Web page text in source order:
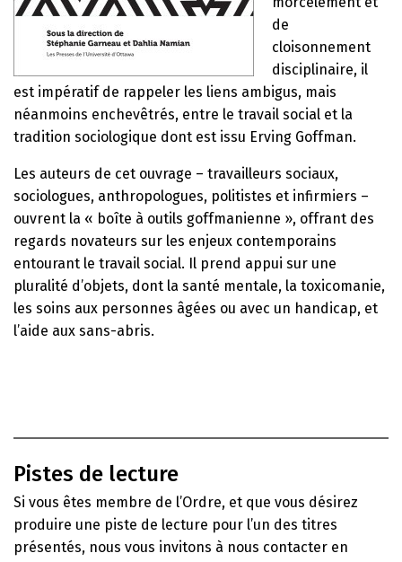
de
cloisonnement
disciplinaire, il
est impératif de rappeler les liens ambigus, mais
néanmoins enchevêtrés, entre le travail social et la
tradition sociologique dont est issu Erving Goffman.
Les auteurs de cet ouvrage – travailleurs sociaux,
sociologues, anthropologues, politistes et infirmiers –
ouvrent la « boîte à outils goffmanienne », offrant des
regards novateurs sur les enjeux contemporains
entourant le travail social. Il prend appui sur une
pluralité d’objets, dont la santé mentale, la toxicomanie,
les soins aux personnes âgées ou avec un handicap, et
l’aide aux sans-abris.
Pistes de lecture
Si vous êtes membre de l’Ordre, et que vous désirez
produire une piste de lecture pour l’un des titres
présentés, nous vous invitons à nous contacter en